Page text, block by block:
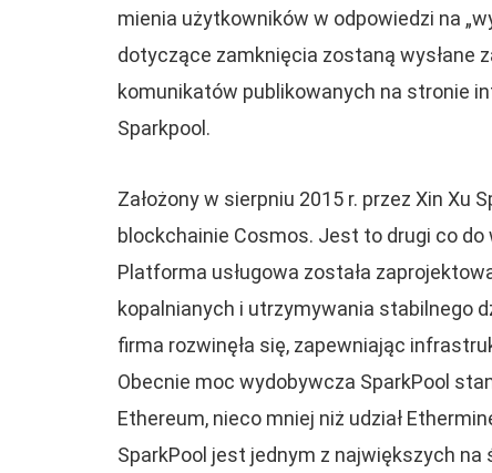
mienia użytkowników w odpowiedzi na
dotyczące zamknięcia zostaną wysłane
komunikatów publikowanych na stronie
Sparkpool.
Założony w sierpniu 2015 r. przez Xin Xu
blockchainie Cosmos. Jest to drugi co
Platforma usługowa została
kopalnianych i utrzymywania stabilnego
firma rozwinęła się, zapewniając
Obecnie moc wydobywcza SparkPool
Ethereum, nieco mniej niż udział
SparkPool jest jednym z największych